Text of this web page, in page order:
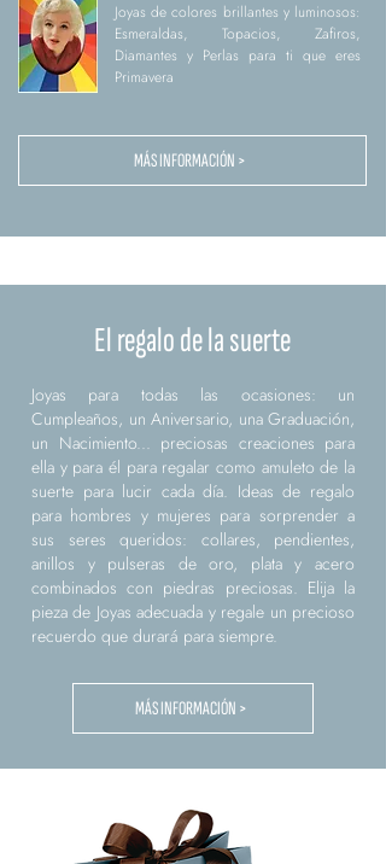
Joyas de colores brillantes y luminosos:
Esmeraldas, Topacios, Zafiros,
Diamantes y Perlas para ti que eres
Primavera
MÁS INFORMACIÓN >
El regalo de la suerte
Joyas para todas las ocasiones: un
Cumpleaños, un Aniversario, una Graduación,
un Nacimiento... preciosas creaciones para
ella y para él para regalar como amuleto de la
suerte para lucir cada día. Ideas de regalo
para hombres y mujeres para sorprender a
sus seres queridos: collares, pendientes,
anillos y pulseras de oro, plata y acero
combinados con piedras preciosas. Elija la
pieza de Joyas adecuada y regale un precioso
recuerdo que durará para siempre.
MÁS INFORMACIÓN >